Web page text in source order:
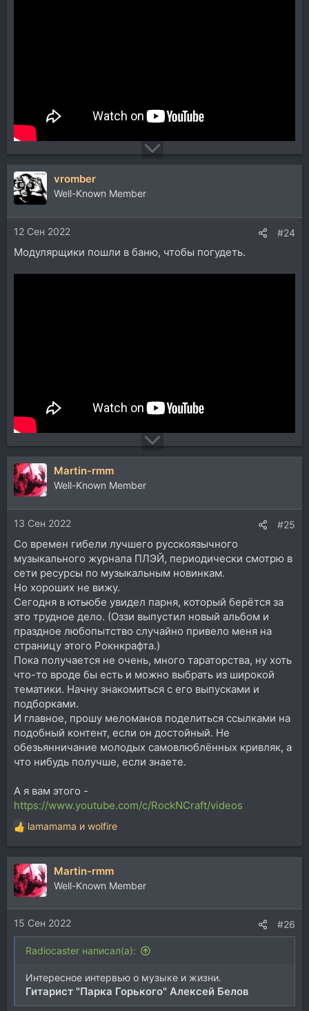
vromber
Well-Known Member
12 Сен 2022 #24
Модулярщики пошли в баню, чтобы погудеть.
Martin-rmm
Well-Known Member
13 Сен 2022 #25
Со времен гибели лучшего русскоязычного
музыкального журнала ПЛЭЙ, периодически смотрю в
сети ресурсы по музыкальным новинкам.
Но хороших не вижу.
Сегодня в ютьюбе увидел парня, который берётся за
это трудное дело. (Оззи выпустил новый альбом и
праздное любопытство случайно привело меня на
страницу этого Рокнкрафта.)
Пока получается не очень, много тараторства, ну хоть
что-то вроде бы есть и можно выбрать из широкой
тематики. Начну знакомиться с его выпусками и
подборками.
И главное, прошу меломанов поделиться ссылками на
подобный контент, если он достойный. Не
обезьянничание молодых самовлюблённых кривляк, а
что нибудь получше, если знаете.
А я вам этого -
https://www.youtube.com/c/RockNCraft/videos
Р
е
а
к
ц
и
и
:
lamamama и wolfire
Martin-rmm
Well-Known Member
15 Сен 2022 #26
Radiocaster написал(а):
Интересное интервью о музыке и жизни.
Гитарист "Парка Горького" Алексей Белов